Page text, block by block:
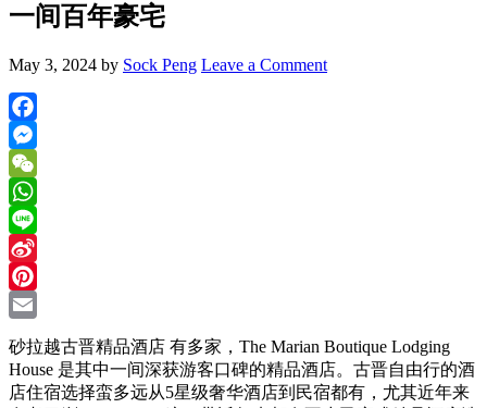
一间百年豪宅
May 3, 2024 by Sock Peng Leave a Comment
Facebook
Messenger
WeChat
WhatsApp
Line
Sina
Weibo
Pinterest
砂拉越古晋精品酒店 有多家，The Marian Boutique Lodging
House 是其中一间深获游客口碑的精品酒店。古晋自由行的酒
店住宿选择蛮多远从5星级奢华酒店到民宿都有，尤其近年来